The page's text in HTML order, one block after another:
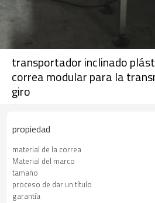
transportador inclinado
correa modular para la
giro
propiedad
material de la correa
Material del marco
tamaño
proceso de dar un título
garantía